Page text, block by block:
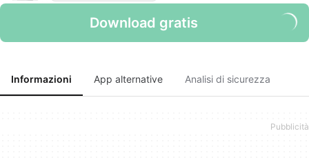
Download gratis
Informazioni App alternative Analisi di sicurezza